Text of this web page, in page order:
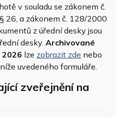
v souladu se zákonem č.
26, a zákonem č. 128/2000
z úřední desky jsou
desky. Archivované
lze zobrazit zde nebo
uvedeného formuláře.
zveřejnění na